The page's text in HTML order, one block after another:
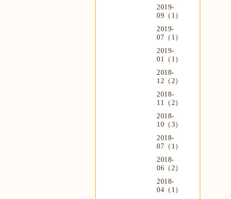
2019-
09（1）
2019-
07（1）
2019-
01（1）
2018-
12（2）
2018-
11（2）
2018-
10（3）
2018-
07（1）
2018-
06（2）
2018-
04（1）